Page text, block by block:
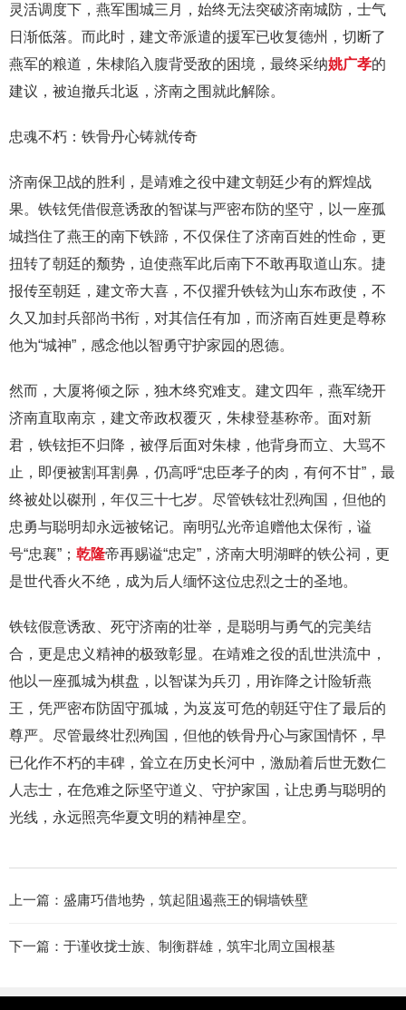
灵活调度下，燕军围城三月，始终无法突破济南城防，士气
日渐低落。而此时，建文帝派遣的援军已收复德州，切断了
燕军的粮道，朱棣陷入腹背受敌的困境，最终采纳姚广孝的
建议，被迫撤兵北返，济南之围就此解除。
忠魂不朽：铁骨丹心铸就传奇
济南保卫战的胜利，是靖难之役中建文朝廷少有的辉煌战
果。铁铉凭借假意诱敌的智谋与严密布防的坚守，以一座孤
城挡住了燕王的南下铁蹄，不仅保住了济南百姓的性命，更
扭转了朝廷的颓势，迫使燕军此后南下不敢再取道山东。捷
报传至朝廷，建文帝大喜，不仅擢升铁铉为山东布政使，不
久又加封兵部尚书衔，对其信任有加，而济南百姓更是尊称
他为“城神”，感念他以智勇守护家园的恩德。
然而，大厦将倾之际，独木终究难支。建文四年，燕军绕开
济南直取南京，建文帝政权覆灭，朱棣登基称帝。面对新
君，铁铉拒不归降，被俘后面对朱棣，他背身而立、大骂不
止，即便被割耳割鼻，仍高呼“忠臣孝子的肉，有何不甘”，最
终被处以磔刑，年仅三十七岁。尽管铁铉壮烈殉国，但他的
忠勇与聪明却永远被铭记。南明弘光帝追赠他太保衔，谥
号“忠襄”； 乾隆帝再赐谥“忠定”，济南大明湖畔的铁公祠，更
是世代香火不绝，成为后人缅怀这位忠烈之士的圣地。
铁铉假意诱敌、死守济南的壮举，是聪明与勇气的完美结
合，更是忠义精神的极致彰显。在靖难之役的乱世洪流中，
他以一座孤城为棋盘，以智谋为兵刃，用诈降之计险斩燕
王，凭严密布防固守孤城，为岌岌可危的朝廷守住了最后的
尊严。尽管最终壮烈殉国，但他的铁骨丹心与家国情怀，早
已化作不朽的丰碑，耸立在历史长河中，激励着后世无数仁
人志士，在危难之际坚守道义、守护家国，让忠勇与聪明的
光线，永远照亮华夏文明的精神星空。
上一篇： 盛庸巧借地势，筑起阻遏燕王的铜墙铁壁
下一篇： 于谨收拢士族、制衡群雄，筑牢北周立国根基